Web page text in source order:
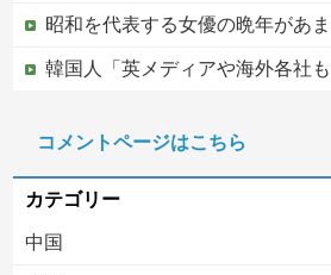
昭和を代表する女優の晩年があまりにも寂しすぎる！と話題に、自身の子
韓国人「英メディアや海外各社も一斉に韓国サッカー協会を巡る過去の不祥
この中国人親子やばすぎる。日本
コメントページはこちら
カテゴリー
中国